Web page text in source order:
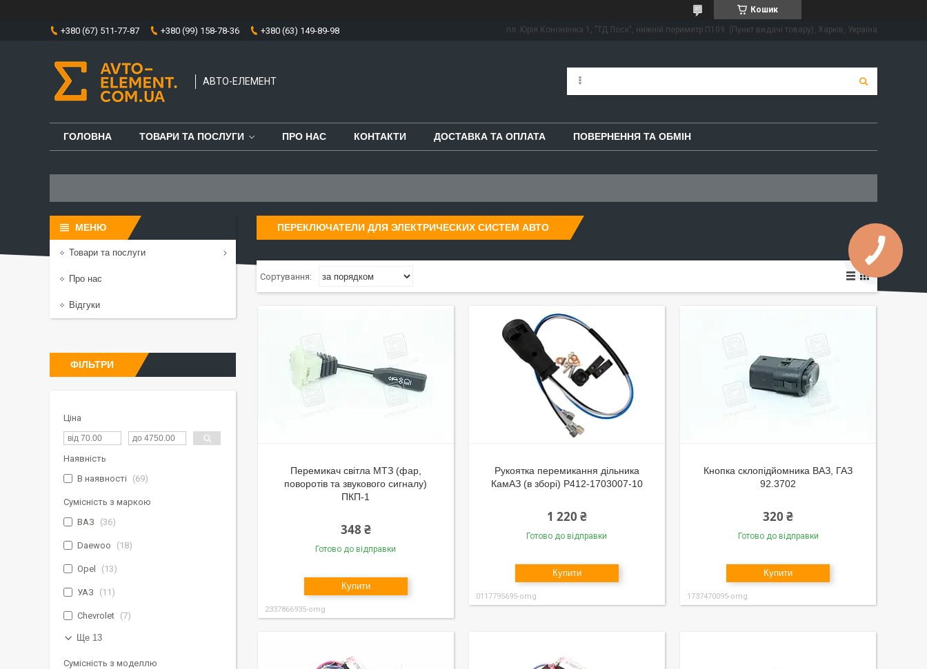
Кошик
+380 (67) 511-77-87 +380 (99) 158-78-36 +380 (63) 149-89-98 пл. Юрія Кононенка 1, "ТД Лоск", нижній периметр П109. (Пункт видачі товару), Харків, Україна
АВТО-ЕЛЕМЕНТ
ГОЛОВНА ТОВАРИ ТА ПОСЛУГИ ПРО НАС КОНТАКТИ ДОСТАВКА ТА ОПЛАТА ПОВЕРНЕННЯ ТА ОБМІН
ПЕРЕКЛЮЧАТЕЛИ ДЛЯ ЭЛЕКТРИЧЕСКИХ СИСТЕМ АВТО
Перемикач світла МТЗ (фар,
поворотів та звукового сигналу)
ПКП-1
348 ₴
Готово до відправки
Купити
2337866935-omg
Рукоятка перемикання дільника
КамАЗ (в зборі) Р412-1703007-10
1 220 ₴
Готово до відправки
Купити
0117795695-omg
Кнопка склопідйомника ВАЗ, ГАЗ
92.3702
320 ₴
Готово до відправки
Купити
1737470095-omg
Товари та послуги
Про нас
Відгуки
ФІЛЬТРИ
Ціна
Наявність
В наявності
69
Сумісність з маркою
ВАЗ
36
Daewoo 18
Opel 13
УАЗ 11
Chevrolet 7
Ще 13
Сумісність з моделлю